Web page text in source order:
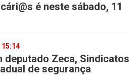
é neste sábado, 11
15:14
deputado Zeca, Sindicatos
de segurança